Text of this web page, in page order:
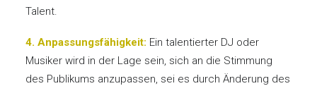
Talent.
4. Anpassungsfähigkeit: Ein talentierter DJ oder
Musiker wird in der Lage sein, sich an die Stimmung
des Publikums anzupassen, sei es durch Änderung des